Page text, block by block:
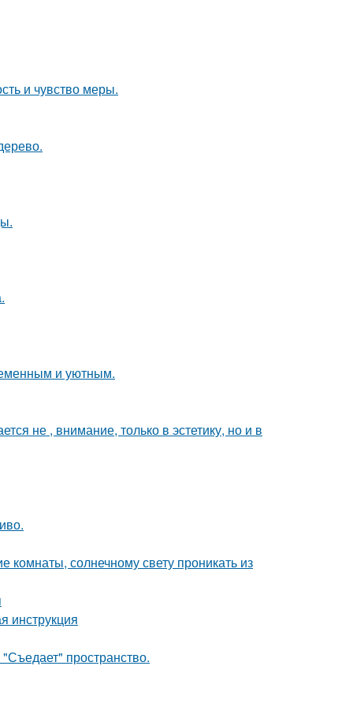
и чувство меры.
и уютным.
не , внимание, только в эстетику, но и в
комнаты, солнечному свету проникать из
инструкция
пространство.